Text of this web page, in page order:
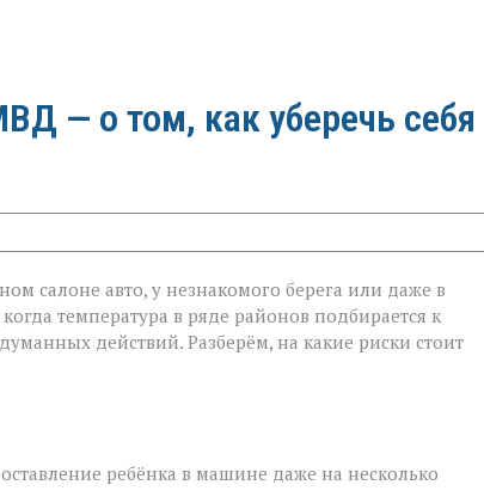
— о том, как уберечь себя
салоне авто, у незнакомого берега или даже в
температура в ряде районов подбирается к
действий. Разберём, на какие риски стоит
ребёнка в машине даже на несколько